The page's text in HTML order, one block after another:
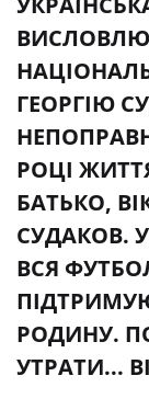
ГЕОРГІЮ
РОЦІ
БАТЬКО,
СУДАКОВ.
ВСЯ
РОДИНУ.
УТРАТИ...